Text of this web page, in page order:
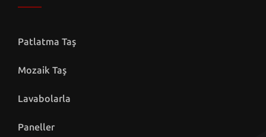
Patlatma Taş
Mozaik Taş
Lavabolarla
Paneller